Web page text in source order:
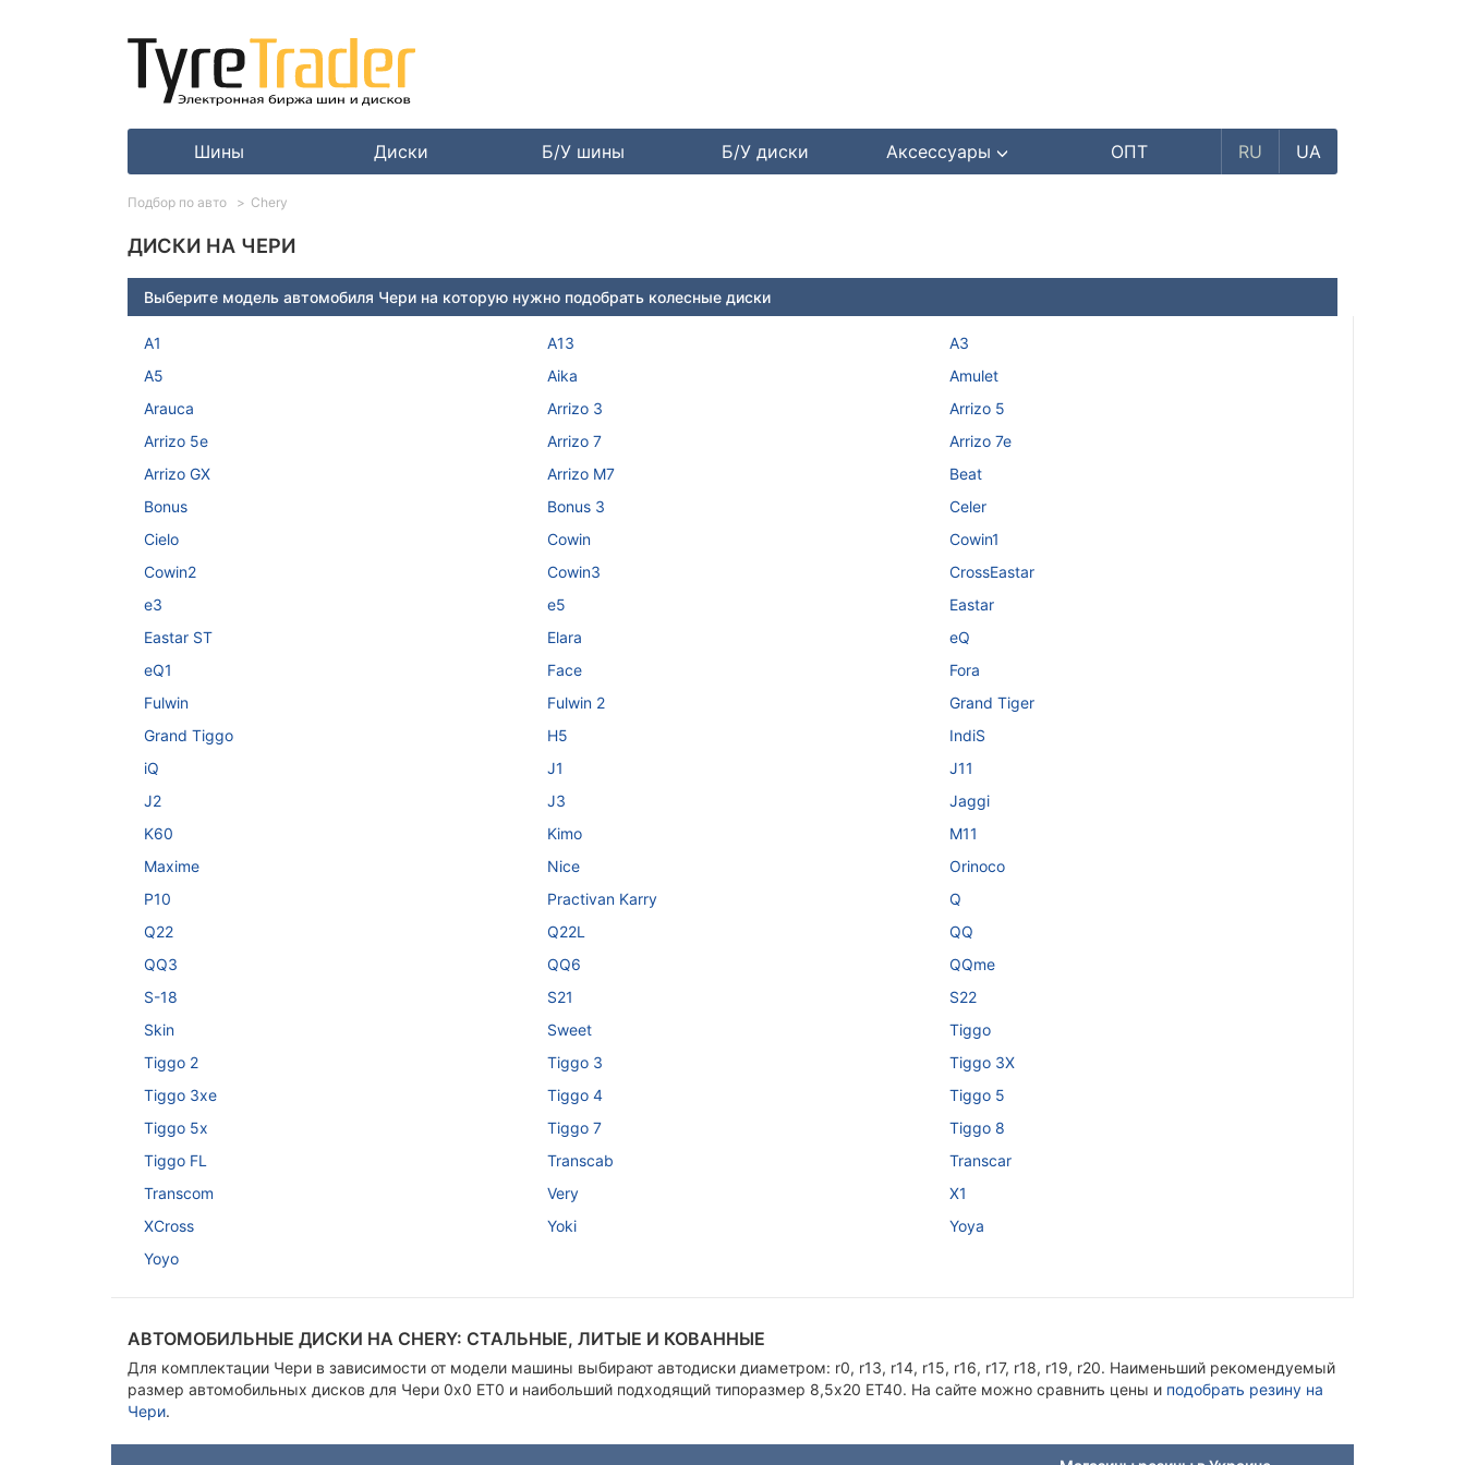
Шины Диски Б/У шины Б/У диски Аксессуары ОПТ RU UA
ДИСКИ НА ЧЕРИ
Выберите модель автомобиля Чери на которую нужно подобрать колесные диски
A1 A13
A3
A5
Aika
Amulet
Arauca
Arrizo 3
Arrizo 5
Arrizo 5e
Arrizo 7
Arrizo 7e
Arrizo GX
Arrizo M7
Beat
Bonus
Bonus 3
Celer
Cielo
Cowin
Cowin1
Cowin2
Cowin3
CrossEastar
e3
e5
Eastar
Eastar ST
Elara
eQ
eQ1
Face
Fora
Fulwin
Fulwin 2
Grand Tiger
Grand Tiggo
H5
IndiS
iQ
J1
J11
J2
J3
Jaggi
K60
Kimo
M11
Maxime
Nice
Orinoco
P10
Practivan Karry
Q
Q22
Q22L
QQ
QQ3
QQ6
QQme
S-18
S21
S22
Skin
Sweet
Tiggo
Tiggo 2
Tiggo 3
Tiggo 3X
Tiggo 3xe
Tiggo 4
Tiggo 5
Tiggo 5x
Tiggo 7
Tiggo 8
Tiggo FL
Transcab
Transcar
Transcom
Very
X1
XCross
Yoki
Yoya
Yoyo
АВТОМОБИЛЬНЫЕ ДИСКИ НА CHERY: СТАЛЬНЫЕ, ЛИТЫЕ И КОВАННЫЕ
Для комплектации Чери в зависимости от модели машины выбирают автодиски диаметром: r0, r13, r14, r15, r16, r17, r18, r19, r20. Наименьший рекомендуемый
размер автомобильных дисков для Чери 0x0 ET0 и наибольший подходящий типоразмер 8,5х20 ЕТ40. На сайте можно сравнить цены и подобрать резину на
Чери.
Подбор по авто Chery